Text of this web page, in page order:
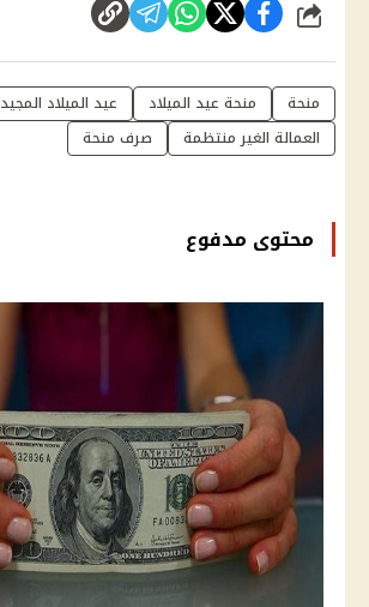
شارك
منحة منحة عيد الميلاد عيد الميلاد المجيد
العمالة الغير منتظمة
صرف منحة
محتوى مدفوع